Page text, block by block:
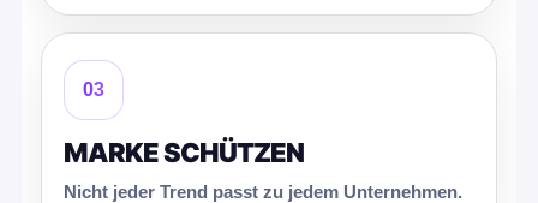
03
MARKE SCHÜTZEN
Nicht jeder Trend passt zu jedem Unternehmen.